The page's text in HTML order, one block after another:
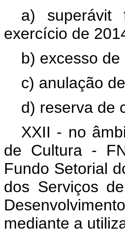
a) superávit
exercício de
b) excesso
c) anulação
d) reserva de
XXII - no
de Cultura -
Fundo Setorial
dos Serviços
mediante a